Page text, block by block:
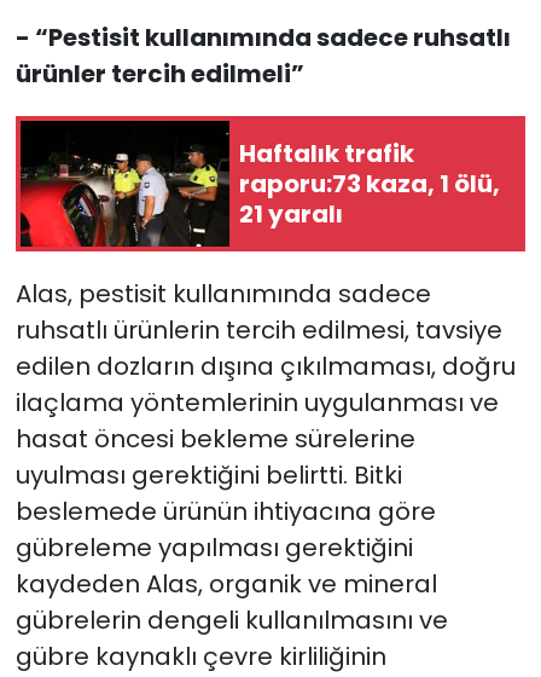
- “Pestisit kullanımında sadece ruhsatlı
ürünler tercih edilmeli”
Haftalık trafik
raporu:73 kaza, 1 ölü,
21 yaralı
Alas, pestisit kullanımında sadece
ruhsatlı ürünlerin tercih edilmesi, tavsiye
edilen dozların dışına çıkılmaması, doğru
ilaçlama yöntemlerinin uygulanması ve
hasat öncesi bekleme sürelerine
uyulması gerektiğini belirtti. Bitki
beslemede ürünün ihtiyacına göre
gübreleme yapılması gerektiğini
kaydeden Alas, organik ve mineral
gübrelerin dengeli kullanılmasını ve
gübre kaynaklı çevre kirliliğinin